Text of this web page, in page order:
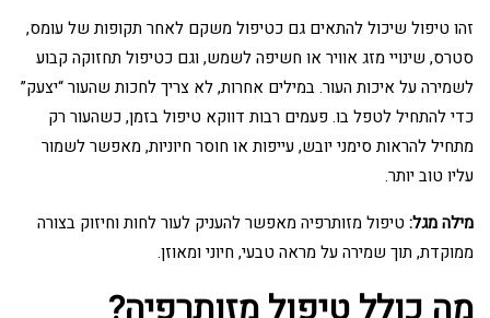
זהו טיפול שיכול להתאים גם כטיפול משקם לאחר תקופות של עומס,
סטרס, שינויי מזג אוויר או חשיפה לשמש, וגם כטיפול תחזוקה קבוע
לשמירה על איכות העור. במילים אחרות, לא צריך לחכות שהעור “יצעק”
כדי להתחיל לטפל בו. פעמים רבות דווקא טיפול בזמן, כשהעור רק
מתחיל להראות סימני יובש, עייפות או חוסר חיוניות, מאפשר לשמור
עליו טוב יותר.
מילה מגל: טיפול מזותרפיה מאפשר להעניק לעור לחות וחיזוק בצורה
ממוקדת, תוך שמירה על מראה טבעי, חיוני ומאוזן.